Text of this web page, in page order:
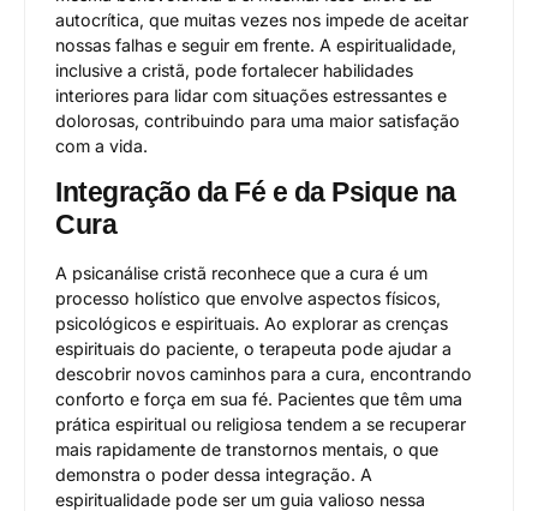
autocrítica, que muitas vezes nos impede de aceitar
nossas falhas e seguir em frente. A espiritualidade,
inclusive a cristã, pode fortalecer habilidades
interiores para lidar com situações estressantes e
dolorosas, contribuindo para uma maior satisfação
com a vida.
Integração da Fé e da Psique na
Cura
A psicanálise cristã reconhece que a cura é um
processo holístico que envolve aspectos físicos,
psicológicos e espirituais. Ao explorar as crenças
espirituais do paciente, o terapeuta pode ajudar a
descobrir novos caminhos para a cura, encontrando
conforto e força em sua fé. Pacientes que têm uma
prática espiritual ou religiosa tendem a se recuperar
mais rapidamente de transtornos mentais, o que
demonstra o poder dessa integração. A
espiritualidade pode ser um guia valioso nessa